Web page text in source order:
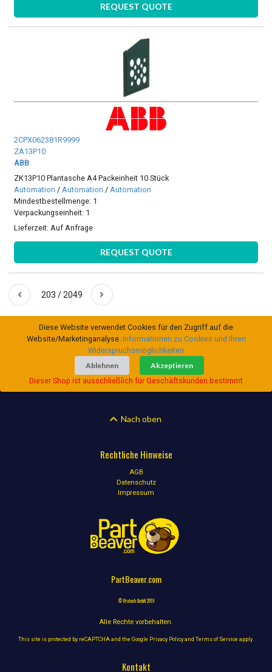
REQUEST QUOTE
2CPX062381R9999
ZA13P10
ABB
ZK13P10 Plantasche A4 Packeinheit 10 Stück
Automation /Automation /Automation
Mindestbestellmenge: 1
Verpackungseinheit: 1
Lieferzeit:Auf Anfrage
REQUEST QUOTE
203 / 2049
Diese Website verwendet Cookies für den Zugriff auf die
Website/Marketinganalyse. Informationen zu Cookies und Ihren
Widerspruchsmöglichkeiten
Ablehnen
Akzeptieren
Dieser Shop ist ausschließlich für Geschäftskunden bestimmt
Nach oben
Rechtliche Hinweise
AGB
Datenschutz
Impressum
PartBeaver.com
© Ifratech GmbH 2019
Alle Rechte vorbehalten.
This site is protected by reCAPTCHA and the Google Privacy Policy and Terms of Service apply.
Kontakt